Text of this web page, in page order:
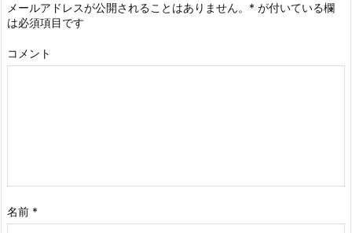
メールアドレスが公開されることはありません。 * が付いている欄
は必須項目です
コメント
名前 *